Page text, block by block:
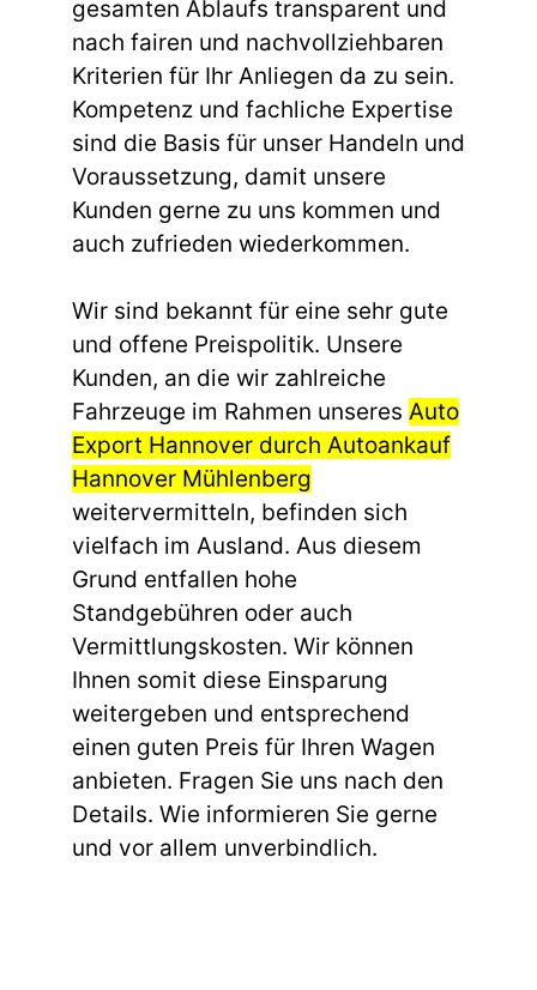
gesamten Ablaufs transparent und
nach fairen und nachvollziehbaren
Kriterien für Ihr Anliegen da zu sein.
Kompetenz und fachliche Expertise
sind die Basis für unser Handeln und
Voraussetzung, damit unsere
Kunden gerne zu uns kommen und
auch zufrieden wiederkommen.
Wir sind bekannt für eine sehr gute
und offene Preispolitik. Unsere
Kunden, an die wir zahlreiche
Fahrzeuge im Rahmen unseres Auto
Export Hannover durch Autoankauf
Hannover Mühlenberg
weitervermitteln, befinden sich
vielfach im Ausland. Aus diesem
Grund entfallen hohe
Standgebühren oder auch
Vermittlungskosten. Wir können
Ihnen somit diese Einsparung
weitergeben und entsprechend
einen guten Preis für Ihren Wagen
anbieten. Fragen Sie uns nach den
Details. Wie informieren Sie gerne
und vor allem unverbindlich.